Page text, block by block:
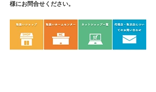
様にお問合せください。